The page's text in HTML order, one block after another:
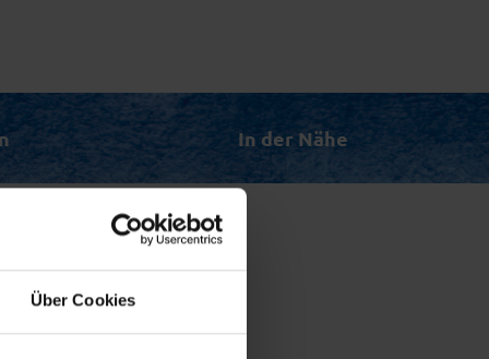
Über Cookies
In der Nähe